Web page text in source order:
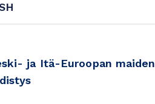
ja Itä-Euroopan maiden